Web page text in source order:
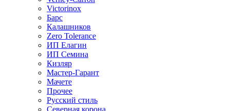
Victorinox
Барс
Калашников
Zero Tolerance
ИП Елагин
ИП Семина
Кизляр
Мастер-Гарант
Мачете
Прочее
Русский стиль
Северная корона